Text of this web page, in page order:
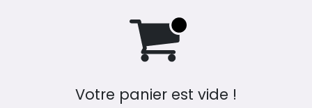
Votre panier est vide !